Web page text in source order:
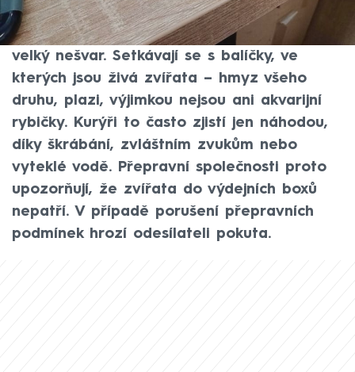
služby však v poslední době podle
informací CNN Prima NEWS narážejí na
velký nešvar. Setkávají se s balíčky, ve
kterých jsou živá zvířata – hmyz všeho
druhu, plazi, výjimkou nejsou ani akvarijní
rybičky. Kurýři to často zjistí jen náhodou,
díky škrábání, zvláštním zvukům nebo
vyteklé vodě. Přepravní společnosti proto
upozorňují, že zvířata do výdejních boxů
nepatří. V případě porušení přepravních
podmínek hrozí odesílateli pokuta.